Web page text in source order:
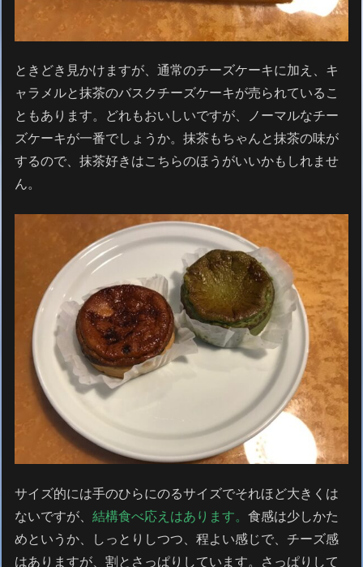
ときどき見かけますが、通常のチーズケーキに加え、キ
ャラメルと抹茶のバスクチーズケーキが売られているこ
ともあります。どれもおいしいですが、ノーマルなチー
ズケーキが一番でしょうか。抹茶もちゃんと抹茶の味が
するので、抹茶好きはこちらのほうがいいかもしれませ
ん。
サイズ的には手のひらにのるサイズでそれほど大きくは
ないですが、結構食べ応えはあります。食感は少しかた
めというか、しっとりしつつ、程よい感じで、チーズ感
はありますが、割とさっぱりしています。さっぱりして